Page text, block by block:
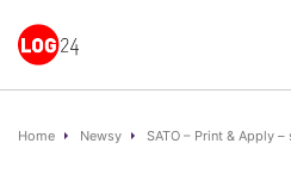
Home Newsy SATO – Print & Apply